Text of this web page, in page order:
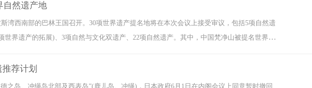
自然遗产地
湾西南部的巴林王国召开。30项世界遗产提名地将在本次会议上接受审议，包括5项自然遗
界遗产的拓展)、3项自然与文化双遗产、22项自然遗产。其中，中国梵净山被提名世界自
荐计划
之岛、冲绳岛北部及西表岛”(鹿儿岛、冲绳)，日本政府6月1日在内阁会议上同意暂时撤回